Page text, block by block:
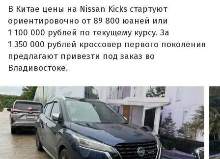
В Китае цены на Nissan Kicks стартуют
ориентировочно от 89 800 юаней или
1 100 000 рублей по текущему курсу. За
1 350 000 рублей кроссовер первого поколения
предлагают привезти под заказ во
Владивостоке.